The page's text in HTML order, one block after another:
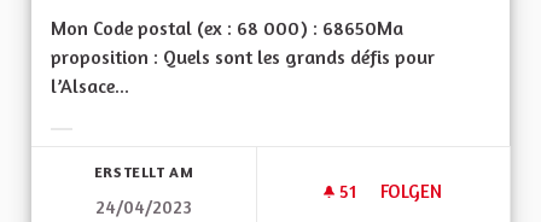
Mon Code postal (ex : 68 000) : 68650Ma
proposition : Quels sont les grands défis pour
l’Alsace...
ERSTELLT AM
24/04/2023
51 51 FOLLOWER
FOLGEN
ALSACE ET